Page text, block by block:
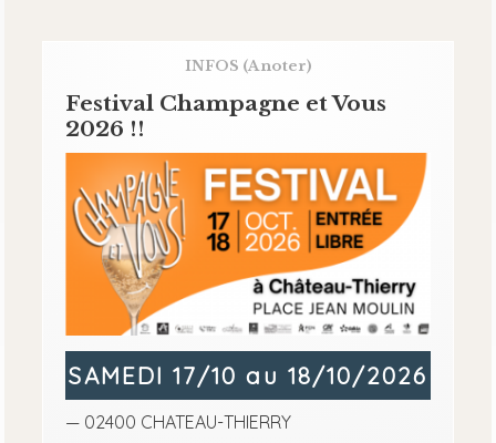
INFOS (A noter)
Festival Champagne et Vous
2026 !!
SAMEDI 17/10 au 18/10/2026
— 02400 CHATEAU-THIERRY